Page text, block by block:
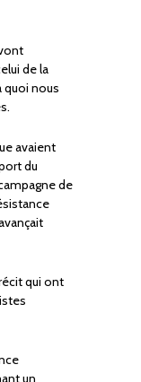
de la
quoi nous
avaient
du
de
qui ont
un